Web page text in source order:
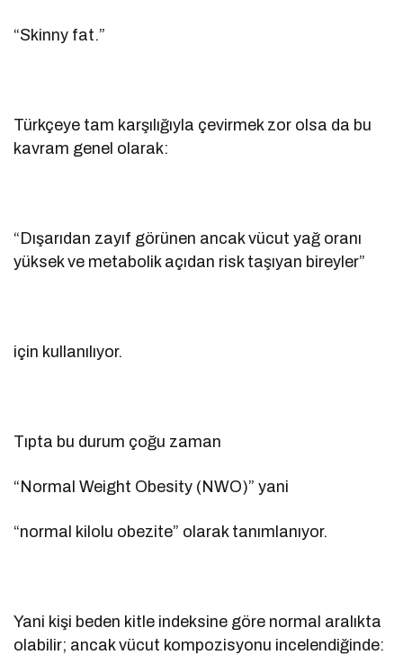
“Skinny fat.”
Türkçeye tam karşılığıyla çevirmek zor olsa da bu
kavram genel olarak:
“Dışarıdan zayıf görünen ancak vücut yağ oranı
yüksek ve metabolik açıdan risk taşıyan bireyler”
için kullanılıyor.
Tıpta bu durum çoğu zaman
“Normal Weight Obesity (NWO)” yani
“normal kilolu obezite” olarak tanımlanıyor.
Yani kişi beden kitle indeksine göre normal aralıkta
olabilir; ancak vücut kompozisyonu incelendiğinde: